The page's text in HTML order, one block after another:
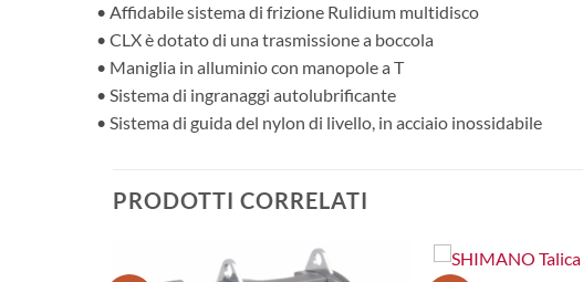
• Affidabile sistema di frizione Rulidium multidisco
• CLX è dotato di una trasmissione a boccola
• Maniglia in alluminio con manopole a T
• Sistema di ingranaggi autolubrificante
• Sistema di guida del nylon di livello, in acciaio inossidabile
PRODOTTI CORRELATI
+